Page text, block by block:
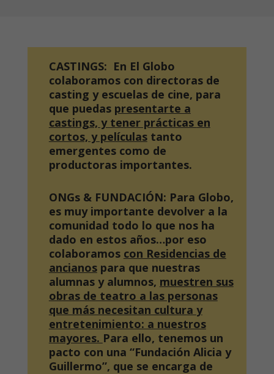
CASTINGS: En El Globo
colaboramos con directoras de
casting y escuelas de cine, para
que puedas presentarte a
castings, y tener prácticas en
cortos, y películastanto
emergentes como de
productoras importantes.
ONGs & FUNDACIÓN: Para Globo,
es muy importante devolver a la
comunidad todo lo que nos ha
dado en estos años…por eso
colaboramos con Residencias de
ancianospara que nuestras
alumnas y alumnos, muestren sus
obras de teatro a las personas
que más necesitan cultura y
entretenimiento: a nuestros
mayores. Para ello, tenemos un
pacto con una “Fundación Alicia y
Guillermo”, que se encarga de